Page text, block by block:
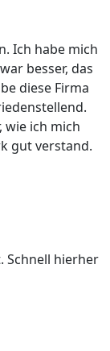
Ich habe mich
besser, das
diese Firma
wie ich mich
gut verstand.
Schnell hierher